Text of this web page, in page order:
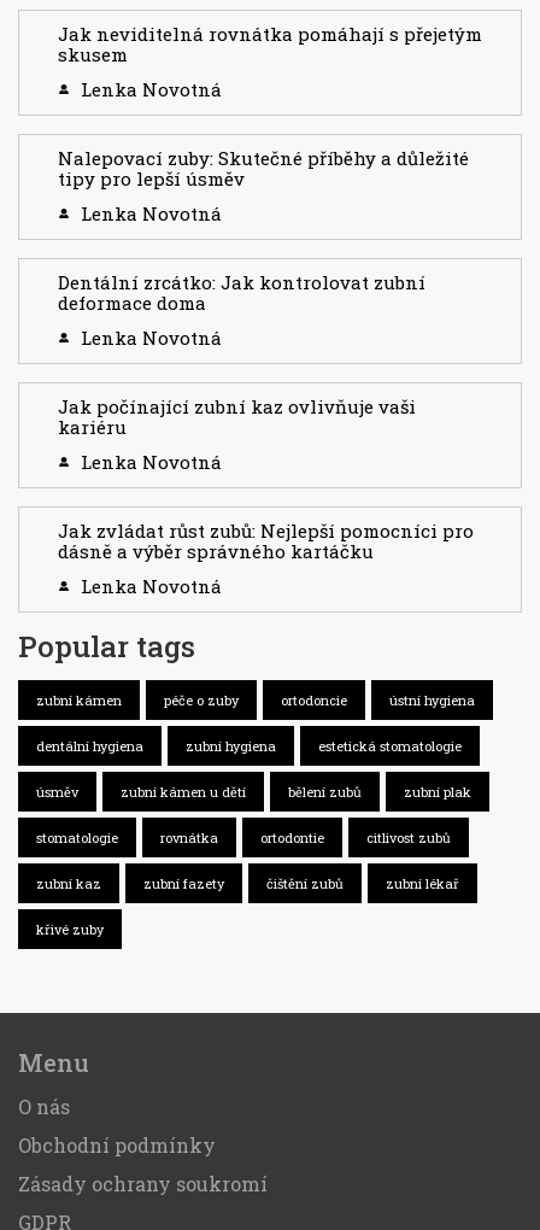
Jak neviditelná rovnátka pomáhají s přejetým
skusem
Lenka Novotná
Nalepovací zuby: Skutečné příběhy a důležité
tipy pro lepší úsměv
Lenka Novotná
Dentální zrcátko: Jak kontrolovat zubní
deformace doma
Lenka Novotná
Jak počínající zubní kaz ovlivňuje vaši
kariéru
Lenka Novotná
Jak zvládat růst zubů: Nejlepší pomocníci pro
dásně a výběr správného kartáčku
Lenka Novotná
Popular tags
zubní kámen péče o zuby ortodoncie ústní hygiena
dentální hygiena zubní hygiena estetická stomatologie
úsměv zubní kámen u dětí bělení zubů zubní plak
stomatologie rovnátka ortodontie citlivost zubů
zubní kaz zubní fazety čištění zubů zubní lékař
křivé zuby
Menu
O nás
Obchodní podmínky
Zásady ochrany soukromí
GDPR